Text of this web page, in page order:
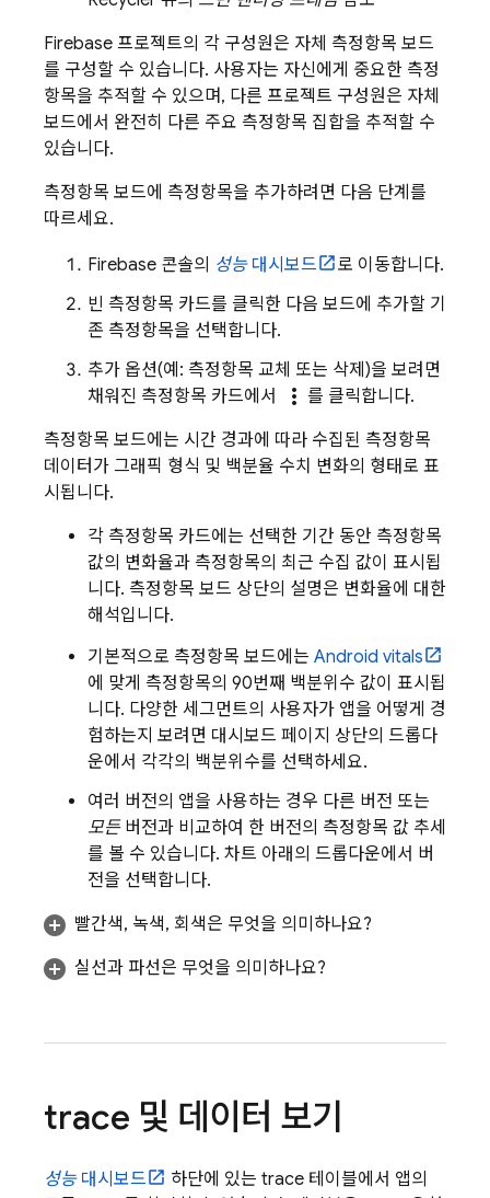
Firebase 프로젝트의 각 구성원은 자체 측정항목 보드
를 구성할 수 있습니다. 사용자는 자신에게 중요한 측정
항목을 추적할 수 있으며, 다른 프로젝트 구성원은 자체
보드에서 완전히 다른 주요 측정항목 집합을 추적할 수
있습니다.
측정항목 보드에 측정항목을 추가하려면 다음 단계를
따르세요.
Firebase 콘솔의 성능대시보드
로 이동합니다.
빈 측정항목 카드를 클릭한 다음 보드에 추가할 기
존 측정항목을 선택합니다.
추가 옵션(예: 측정항목 교체 또는 삭제)을 보려면
채워진 측정항목 카드에서
more_vert 를 클릭합니다.
측정항목 보드에는 시간 경과에 따라 수집된 측정항목
데이터가 그래픽 형식 및 백분율 수치 변화의 형태로 표
시됩니다.
각 측정항목 카드에는 선택한 기간 동안 측정항목
값의 변화율과 측정항목의 최근 수집 값이 표시됩
니다. 측정항목 보드 상단의 설명은 변화율에 대한
해석입니다.
기본적으로 측정항목 보드에는 Android vitals
에 맞게 측정항목의 90번째 백분위수 값이 표시됩
니다. 다양한 세그먼트의 사용자가 앱을 어떻게 경
험하는지 보려면 대시보드 페이지 상단의 드롭다
운에서 각각의 백분위수를 선택하세요.
여러 버전의 앱을 사용하는 경우 다른 버전 또는
모든버전과 비교하여 한 버전의 측정항목 값 추세
를 볼 수 있습니다. 차트 아래의 드롭다운에서 버
전을 선택합니다.
빨간색, 녹색, 회색은 무엇을 의미하나요?
실선과 파선은 무엇을 의미하나요?
trace 및 데이터 보기
성능대시보드
하단에 있는 trace 테이블에서 앱의